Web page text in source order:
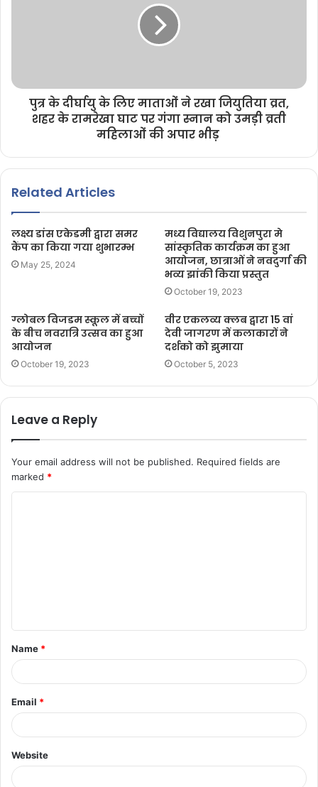
पुत्र के दीर्घायु के लिए माताओं ने रखा जियुतिया व्रत,
शहर के रामरेखा घाट पर गंगा स्नान को उमड़ी व्रती
महिलाओं की अपार भीड़
Related Articles
लक्ष्य डांस एकेडमी द्वारा समर
कैंप का किया गया शुभारम्भ
May 25, 2024
मध्य विद्यालय विशुनपुरा मे
सांस्कृतिक कार्यक्रम का हुआ
आयोजन, छात्राओं ने नवदुर्गा की
भव्य झांकी किया प्रस्तुत
October 19, 2023
ग्लोबल विजडम स्कूल में बच्चों
के बीच नवरात्रि उत्सव का हुआ
आयोजन
October 19, 2023
वीर एकलव्य क्लब द्वारा 15 वां
देवी जागरण में कलाकारों ने
दर्शको को झुमाया
October 5, 2023
Leave a Reply
Your email address will not be published. Required fields are
marked *
Name *
Email *
Website